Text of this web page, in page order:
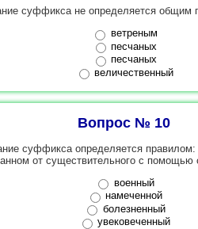
суффикса не определяется общим
ветреным
песчаных
песчаных
величественный
Вопрос № 10
суффикса определяется
от существительного с
военный
намеченной
болезненный
увековеченный